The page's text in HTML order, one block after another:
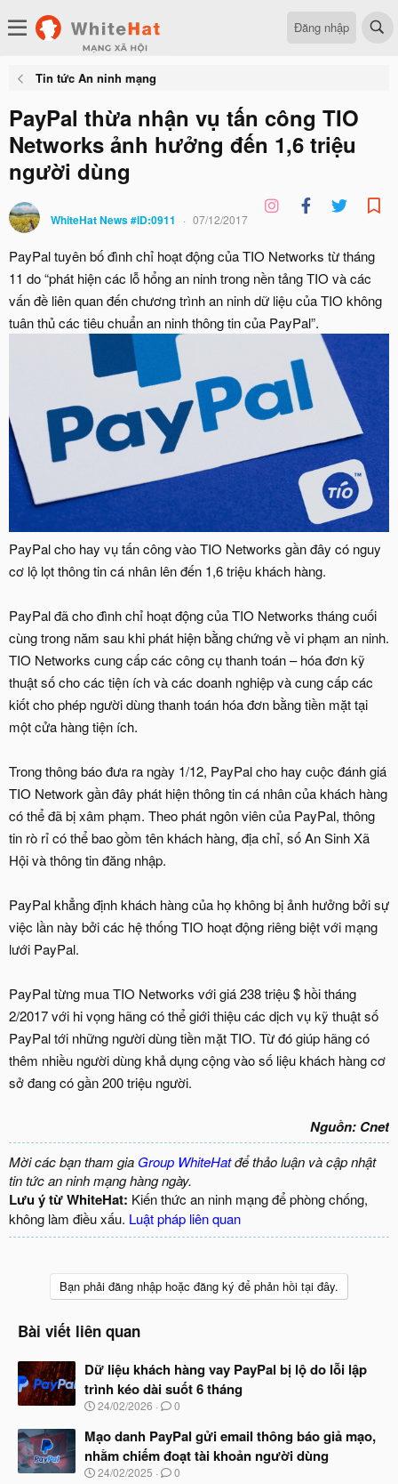
Đăng nhập
Tin tức An ninh mạng
PayPal thừa nhận vụ tấn công TIO
Networks ảnh hưởng đến 1,6 triệu
người dùng
WhiteHat News #ID:0911 07/12/2017
PayPal tuyên bố đình chỉ hoạt động của TIO Networks từ tháng
11 do “phát hiện các lỗ hổng an ninh trong nền tảng TIO và các
vấn đề liên quan đến chương trình an ninh dữ liệu của TIO không
tuân thủ các tiêu chuẩn an ninh thông tin của PayPal”.
PayPal cho hay vụ tấn công vào TIO Networks gần đây có nguy
cơ lộ lọt thông tin cá nhân lên đến 1,6 triệu khách hàng.
PayPal đã cho đình chỉ hoạt động của TIO Networks tháng cuối
cùng trong năm sau khi phát hiện bằng chứng về vi phạm an ninh.
TIO Networks cung cấp các công cụ thanh toán – hóa đơn kỹ
thuật số cho các tiện ích và các doanh nghiệp và cung cấp các
kiốt cho phép người dùng thanh toán hóa đơn bằng tiền mặt tại
một cửa hàng tiện ích.
Trong thông báo đưa ra ngày 1/12, PayPal cho hay cuộc đánh giá
TIO Network gần đây phát hiện thông tin cá nhân của khách hàng
có thể đã bị xâm phạm. Theo phát ngôn viên của PayPal, thông
tin rò rỉ có thể bao gồm tên khách hàng, địa chỉ, số An Sinh Xã
Hội và thông tin đăng nhập.
PayPal khẳng định khách hàng của họ không bị ảnh hưởng bởi sự
việc lần này bởi các hệ thống TIO hoạt động riêng biệt với mạng
lưới PayPal.
PayPal từng mua TIO Networks với giá 238 triệu $ hồi tháng
2/2017 với hi vọng hãng có thể giới thiệu các dịch vụ kỹ thuật số
PayPal tới những người dùng tiền mặt TIO. Từ đó giúp hãng có
thêm nhiều người dùng khả dụng cộng vào số liệu khách hàng cơ
sở đang có gần 200 triệu người.
Nguồn: Cnet
Mời các bạn tham gia Group WhiteHatđể thảo luận và cập nhật
tin tức an ninh mạng hàng ngày.
Lưu ý từ WhiteHat: Kiến thức an ninh mạng để phòng chống,
không làm điều xấu. Luật pháp liên quan
Bạn phải đăng nhập hoặc đăng ký để phản hồi tại đây.
Bài viết liên quan
Dữ liệu khách hàng vay PayPal bị lộ do lỗi lập
trình kéo dài suốt 6 tháng
N
à
y
b
ắ
24/02/2026 0
Mạo danh PayPal gửi email thông báo giả mạo,
nhằm chiếm đoạt tài khoản người dùng
N
24/02/2025 0